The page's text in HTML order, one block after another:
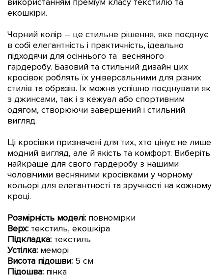
екошкіри.
Чорний колір – це стильне рішення, яке поєднує
в собі елегантність і практичність, ідеально
підходячи для осіннього та весняного
гардеробу. Базовий та стильний дизайн цих
кросівок роблять їх універсальними для різних
стилів та образів. Їх можна успішно поєднувати як
з джинсами, так і з кежуал або спортивним
одягом, створюючи завершений і стильний
вигляд.
Ці кросівки призначені для тих, хто цінує не лише
модний вигляд, але й якість та комфорт. Виберіть
найкраще для свого гардеробу з нашими
чоловічими весняними кросівками у чорному
кольорі для елегантності та зручності на кожному
кроці.
Розмірність моделі: повномірки
Верх: текстиль, екошкіра
Підкладка: текстиль
Устілка: меморі
Висота підошви: 5 см
Підошва: пінка